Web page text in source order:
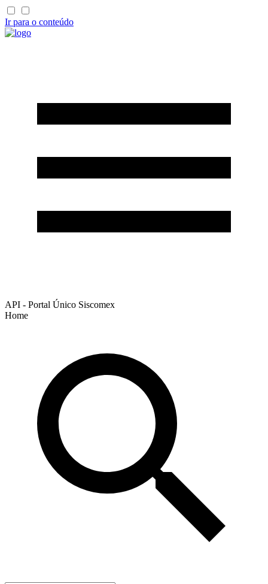
Ir para o conteúdo
API - Portal Único Siscomex
Home